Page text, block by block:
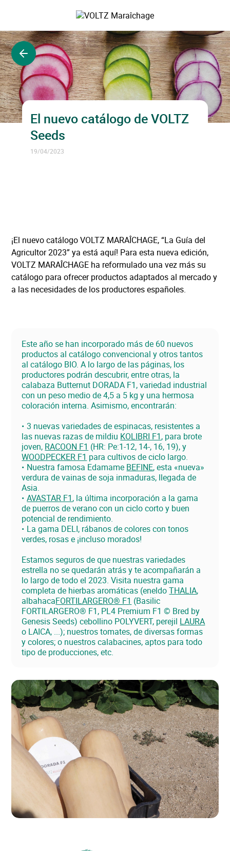
principal
VOLTZ Maraîchage
Volver
El nuevo catálogo de VOLTZ
Seeds
19/04/2023
¡El nuevo catálogo VOLTZ MARAÎCHAGE, “La Guía del
Agricultor 2023” ya está aquí! Para esta nueva edición,
VOLTZ MARAÎCHAGE ha reformulado una vez más su
catálogo para ofrecer productos adaptados al mercado y
a las necesidades de los productores españoles.
Este año se han incorporado más de 60 nuevos
productos al catálogo convencional y otros tantos
al catálogo BIO. A lo largo de las páginas, los
productores podrán descubrir, entre otras, la
calabaza Butternut DORADA F1, variedad industrial
con un peso medio de 4,5 a 5 kg y una hermosa
coloración interna. Asimismo, encontrarán:
3 nuevas variedades de espinacas, resistentes a
las nuevas razas de mildiu KOLIBRI F1, para brote
joven, RACOON F1 (HR: Pe:1-12, 14-, 16, 19), y
WOODPECKER F1 para cultivos de ciclo largo.
Nuestra famosa Edamame BEFINE, esta «nueva»
verdura de vainas de soja inmaduras, llegada de
Asia.
AVASTAR F1, la última incorporación a la gama
de puerros de verano con un ciclo corto y buen
potencial de rendimiento.
La gama DELI, rábanos de colores con tonos
verdes, rosas e ¡incluso morados!
Estamos seguros de que nuestras variedades
estrella no se quedarán atrás y te acompañarán a
lo largo de todo el 2023. Visita nuestra gama
completa de hierbas aromáticas (eneldoTHALIA,
albahacaFORTILARGERO® F1 (Basilic
FORTILARGERO® F1, PL4 Premium F1 © Bred by
Genesis Seeds) cebollino POLYVERT, perejil LAURA
o LAICA, ...); nuestros tomates, de diversas formas
y colores; o nuestros calabacines, aptos para todo
tipo de producciones, etc.